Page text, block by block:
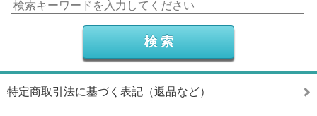
特定商取引法に基づく表記（返品など）